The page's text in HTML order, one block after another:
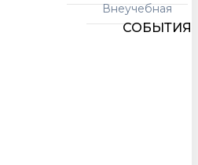
Внеучебная
СОБЫТИЯ